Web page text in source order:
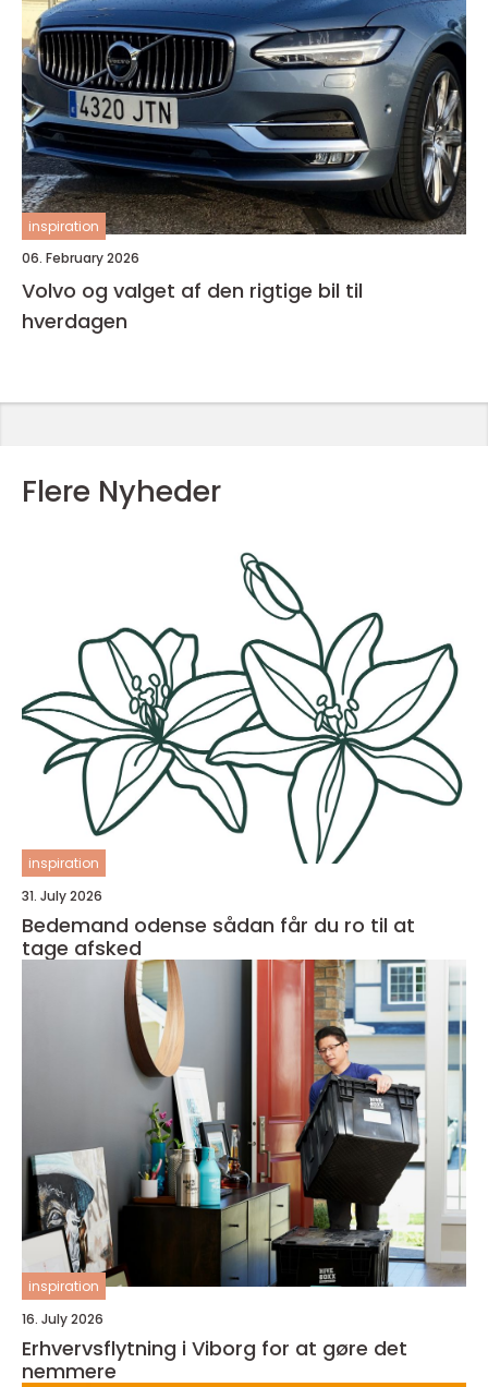
inspiration
06. February 2026
Volvo og valget af den rigtige bil til
hverdagen
Flere Nyheder
inspiration
31. July 2026
Bedemand odense sådan får du ro til at
tage afsked
inspiration
16. July 2026
Erhvervsflytning i Viborg for at gøre det
nemmere